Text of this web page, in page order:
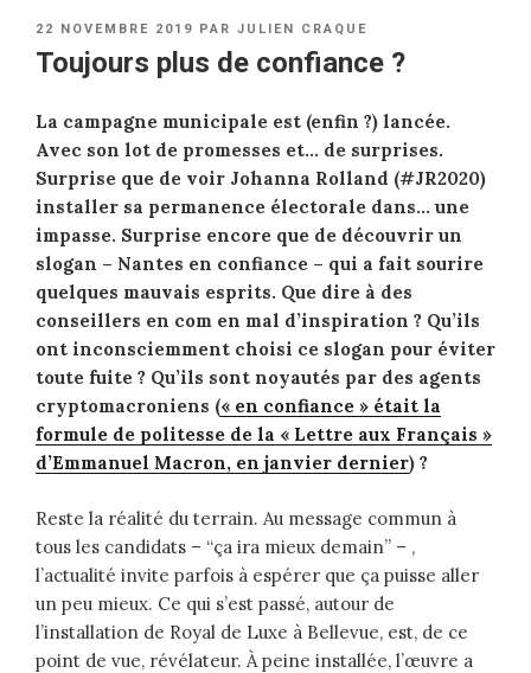
PUBLIÉ
LE
22 NOVEMBRE 2019 PAR JULIEN CRAQUE
Toujours plus de confiance ?
La campagne municipale est (enfin ?) lancée.
Avec son lot de promesses et… de surprises.
Surprise que de voir Johanna Rolland (#JR2020)
installer sa permanence électorale dans… une
impasse. Surprise encore que de découvrir un
slogan – Nantes en confiance – qui a fait sourire
quelques mauvais esprits. Que dire à des
conseillers en com en mal d’inspiration ? Qu’ils
ont inconsciemment choisi ce slogan pour éviter
toute fuite ? Qu’ils sont noyautés par des agents
cryptomacroniens (« en confiance » était la
formule de politesse de la « Lettre aux Français »
d’Emmanuel Macron, en janvier dernier) ?
Reste la réalité du terrain. Au message commun à
tous les candidats – “ça ira mieux demain” – ,
l’actualité invite parfois à espérer que ça puisse aller
un peu mieux. Ce qui s’est passé, autour de
l’installation de Royal de Luxe à Bellevue, est, de ce
point de vue, révélateur. À peine installée, l’œuvre a